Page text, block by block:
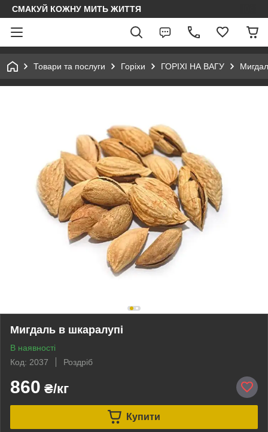
СМАКУЙ КОЖНУ МИТЬ ЖИТТЯ
Товари та послуги Горіхи ГОРІХІ НА ВАГУ
Мигдаль в шкаралупі
В наявності
Код: 2037
Роздріб
860 ₴/кг
Купити